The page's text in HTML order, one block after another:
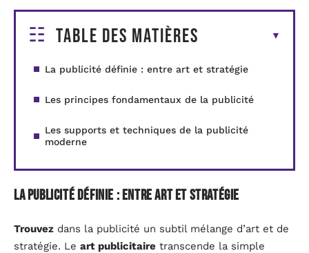
Table des matières
La publicité définie : entre art et stratégie
Les principes fondamentaux de la publicité
Les supports et techniques de la publicité
moderne
La publicité définie : entre art et stratégie
Trouvez dans la publicité un subtil mélange d’art et de
stratégie. Le art publicitaire transcende la simple